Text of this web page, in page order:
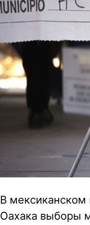
В мексиканском
Оахака выборы